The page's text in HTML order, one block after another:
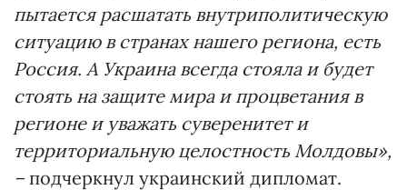
пытается расшатать внутриполитическую
ситуацию в странах нашего региона, есть
Россия. А Украина всегда стояла и будет
стоять на защите мира и процветания в
регионе и уважать суверенитет и
территориальную целостность Молдовы»,
– подчеркнул украинский дипломат.